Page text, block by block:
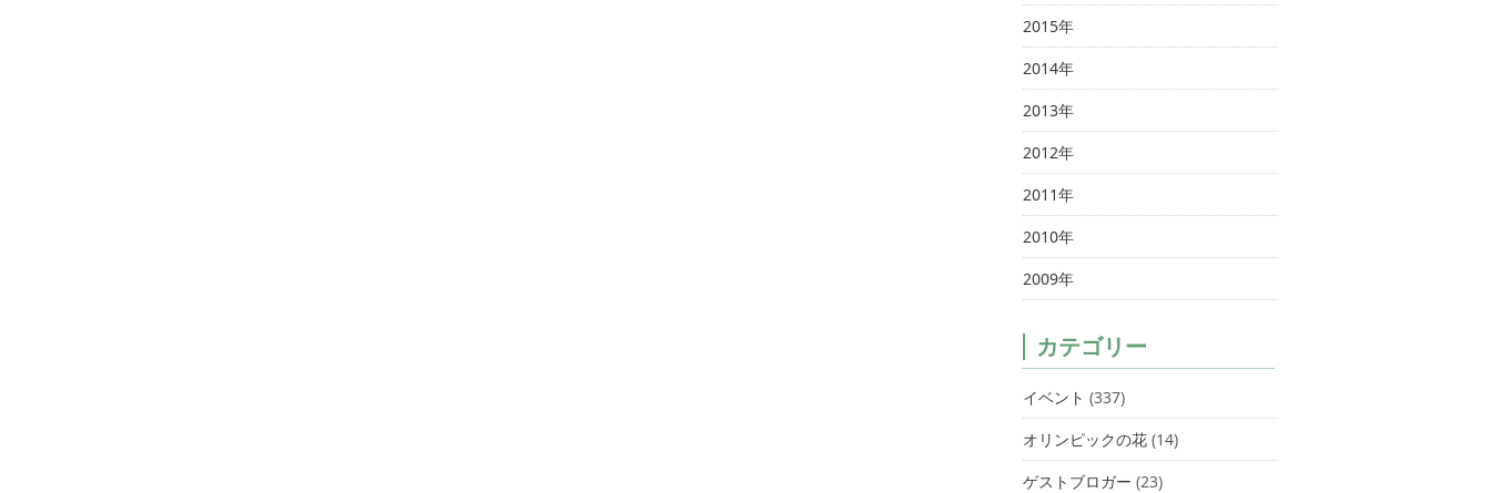
2015年
2014年
2013年
2012年
2011年
2010年
2009年
カテゴリー
イベント (337)
オリンピックの花 (14)
ゲストブロガー (23)